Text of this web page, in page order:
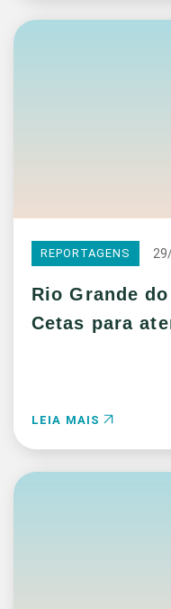
REPORTAGENS
Rio Grande
Cetas para
LEIA MAIS